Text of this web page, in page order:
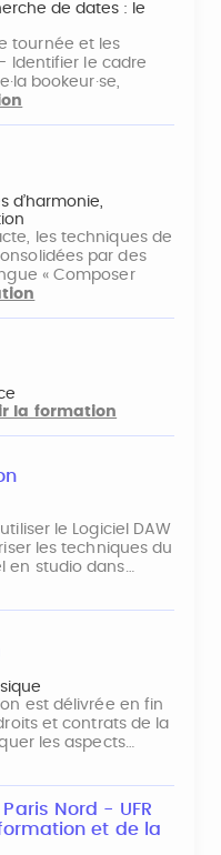
de dates : le
tournée et les
Identifier le cadre
bookeur·se,
d’harmonie,
les techniques de
par des
« Composer
la formation
le Logiciel DAW
les techniques du
en studio dans…
est délivrée en fin
et contrats de la
les aspects…
Nord - UFR
et de la